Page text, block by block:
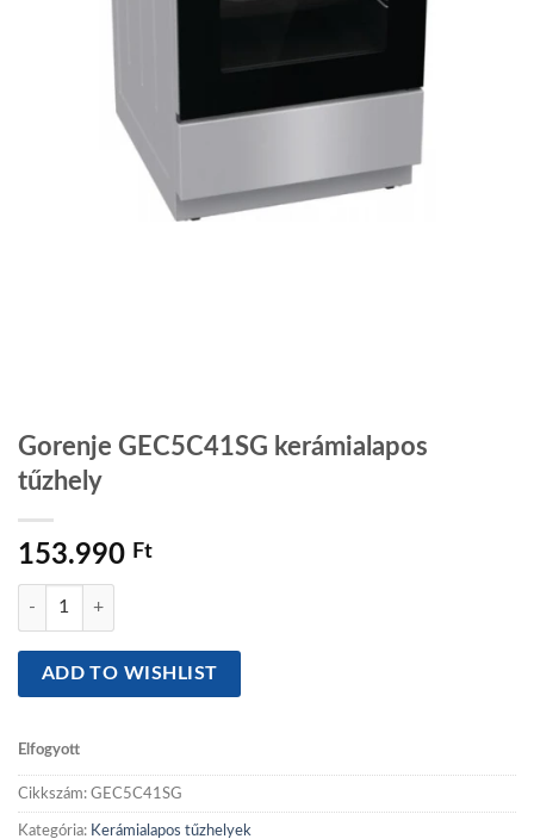
Gorenje GEC5C41SG kerámialapos
tűzhely
153.990 Ft
Gorenje GEC5C41SG kerámialapos tűzhely mennyiség
ADD TO WISHLIST
Elfogyott
Cikkszám: GEC5C41SG
Kategória: Kerámialapos tűzhelyek